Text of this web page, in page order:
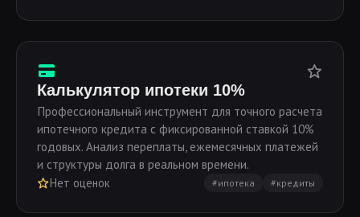
Калькулятор ипотеки 10%
Профессиональный инструмент для точного расчета
ипотечного кредита с фиксированной ставкой 10%
годовых. Анализ переплаты, ежемесячных платежей
и структуры долга в реальном времени.
Нет оценок
#ипотека #кредиты